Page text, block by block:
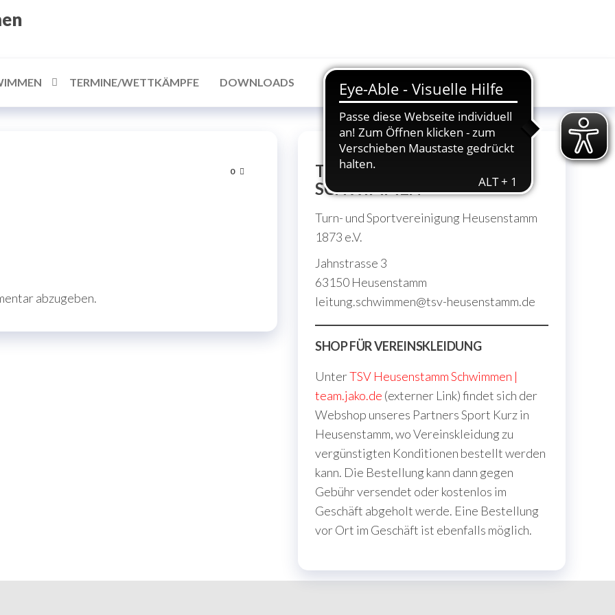
TERMINE/WETTKÄMPFE DOWNLOADS
0
abzugeben.
TSV HEUSENSTAMM
SCHWIMMEN
Turn- und Sportvereinigung Heusenstamm
1873 e.V.
Jahnstrasse 3
63150 Heusenstamm
leitung.schwimmen@tsv-heusenstamm.de
SHOP FÜR VEREINSKLEIDUNG
UnterTSV Heusenstamm Schwimmen |
team.jako.de (externer Link) findet sich der
Webshop unseres Partners Sport Kurz in
Heusenstamm, wo Vereinskleidung zu
vergünstigten Konditionen bestellt werden
kann. Die Bestellung kann dann gegen
Gebühr versendet oder kostenlos im
Geschäft abgeholt werde. Eine Bestellung
vor Ort im Geschäft ist ebenfalls möglich.